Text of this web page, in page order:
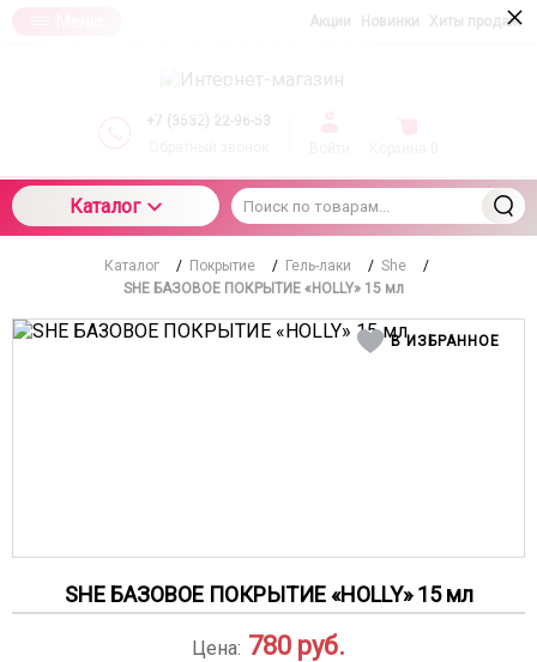
Акции Новинки Хиты продаж
+7 (3532) 22-96-53
Каталог
Каталог / Покрытие / Гель-лаки / She
/
SHE БАЗОВОЕ ПОКРЫТИЕ «HOLLY» 15 мл
В ИЗБРАННОЕ
SHE БАЗОВОЕ ПОКРЫТИЕ «HOLLY» 15 мл
Цена: 780 руб.
подтверждаете свое согласие на использование
компанией cookie-файлов в соответствии с
настоящим соглашением в отношении данного
×